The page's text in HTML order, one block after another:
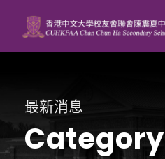
最新消息
Category